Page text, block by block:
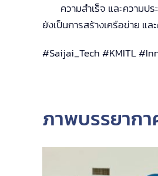
ความสำเร็จ และความปร
ยังเป็นการสร้างเครือข่าย แ
#Saijai_Tech #KMITL
ภาพบรรยากา